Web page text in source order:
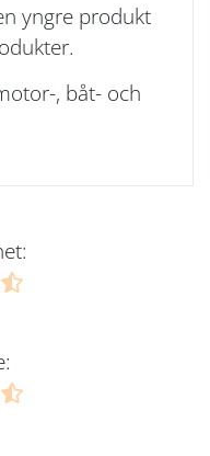
yngre produkt
, båt- och